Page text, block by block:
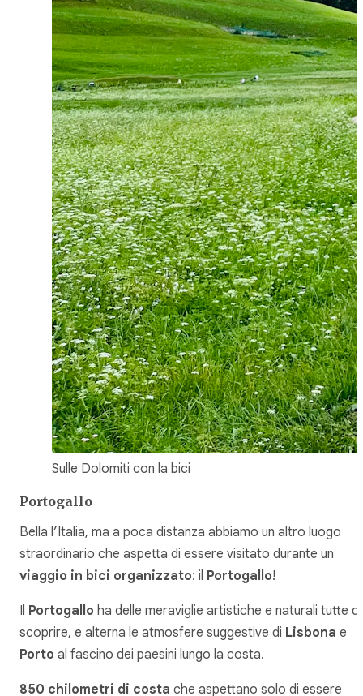
Sulle Dolomiti con la bici
Portogallo
Bella l’Italia, ma a poca distanza abbiamo un altro luogo
straordinario che aspetta di essere visitato durante un
viaggio in bici organizzato: il Portogallo!
Il Portogallo ha delle meraviglie artistiche e naturali tutte
scoprire, e alterna le atmosfere suggestive di Lisbona e
Porto al fascino dei paesini lungo la costa.
850 chilometri di costa che aspettano solo di essere